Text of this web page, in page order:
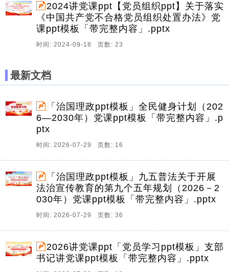
2024讲党课ppt【党员组织ppt】关于落实
《中国共产党不合格党员组织处置办法》党
课ppt模板「带完整内容」.pptx
时间: 2024-09-18 页数: 23
最新文档
「治国理政ppt模板」全民健身计划（202
6—2030年）党课ppt模板「带完整内容」.p
ptx
时间: 2026-07-29 页数: 16
「治国理政ppt模板」九五普法关于开展
法治宣传教育的第九个五年规划（2026－2
030年）党课ppt模板「带完整内容」.pptx
时间: 2026-07-29 页数: 36
2026讲党课ppt「党员学习ppt模板」支部
书记讲党课ppt模板「带完整内容」.pptx